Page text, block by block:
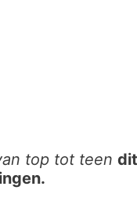
top tot teen